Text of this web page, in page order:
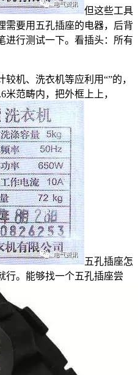
但这些工具
需要用五孔插座的电器，后背
进行测试一下。看插头：所有
机、洗衣机等应利用“”的，
米范畴内，把外框上上，
五孔插座怎
行。能够找一个五孔插座尝